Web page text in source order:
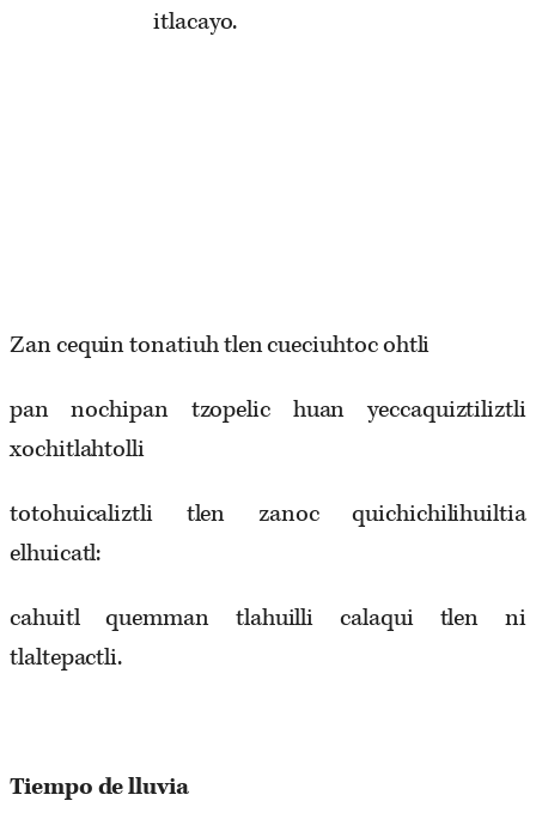
itlacayo.
Zan cequin tonatiuh tlen cueciuhtoc ohtli
pan nochipan tzopelic huan yeccaquiztiliztli
xochitlahtolli
totohuicaliztli tlen zanoc quichichilihuiltia
elhuicatl:
cahuitl quemman tlahuilli calaqui tlen ni
tlaltepactli.
Tiempodelluvia